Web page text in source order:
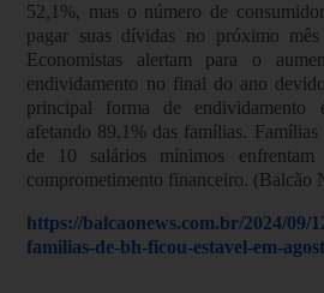
52,1%, mas o número de
pagar suas dívidas no próximo
Economistas alertam para o
endividamento no final do ano
principal forma de
afetando 89,1% das famílias.
de 10 salários mínimos
comprometimento financeiro. (Balcão
https://balcaonews.com.br/2024/09/
familias-de-bh-ficou-estavel-em-